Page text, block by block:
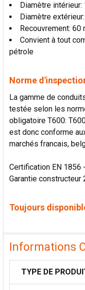
Diamètre intérieur:
Diamètre
Recouvrement: 60
Convient à tout
pétrole
Norme
La gamme de
testée selon les
obligatoire T600:
est donc conforme
marchés francais,
Certification EN 1856
Garantie constructeur
Toujours
Informations
TYPE DE